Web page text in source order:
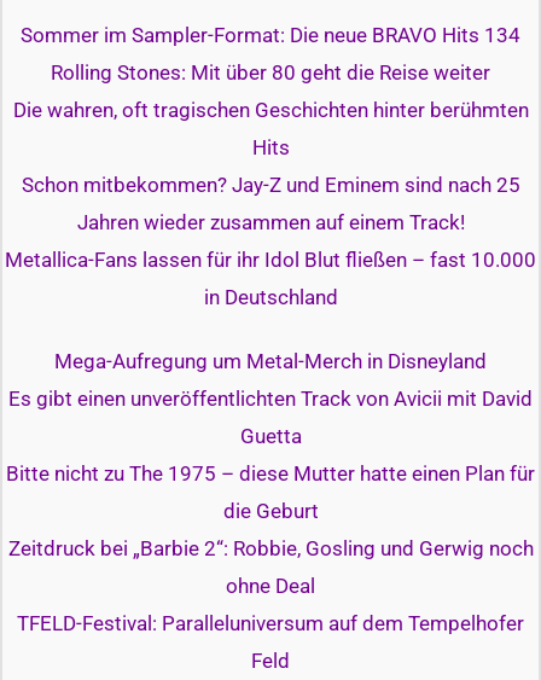
Sommer im Sampler-Format: Die neue BRAVO Hits 134
Rolling Stones: Mit über 80 geht die Reise weiter
Die wahren, oft tragischen Geschichten hinter berühmten
Hits
Schon mitbekommen? Jay-Z und Eminem sind nach 25
Jahren wieder zusammen auf einem Track!
Metallica-Fans lassen für ihr Idol Blut fließen – fast 10.000
in Deutschland
Mega-Aufregung um Metal-Merch in Disneyland
Es gibt einen unveröffentlichten Track von Avicii mit David
Guetta
Bitte nicht zu The 1975 – diese Mutter hatte einen Plan für
die Geburt
Zeitdruck bei „Barbie 2“: Robbie, Gosling und Gerwig noch
ohne Deal
TFELD-Festival: Paralleluniversum auf dem Tempelhofer
Feld